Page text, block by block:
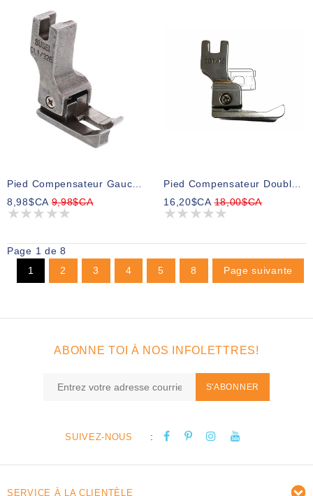
Pied Compensateur Gauche, 1/32 Po.
8,98$CA9,98$CA
Pied Compensateur Double, 1/16 Po.
16,20$CA18,00$CA
Page 1 de 8
1
2 3 4 5 8 Page suivante
ABONNE TOI À NOS INFOLETTRES!
S'ABONNER
SUIVEZ-NOUS :
SERVICE À LA CLIENTÈLE